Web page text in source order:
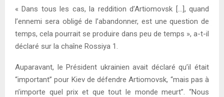
« Dans tous les cas, la reddition d’Artiomovsk […], quand
l’ennemi sera obligé de l’abandonner, est une question de
temps, cela pourrait se produire dans peu de temps », a-t-il
déclaré sur la chaîne Rossiya 1.
Auparavant, le Président ukrainien avait déclaré qu’il était
“important” pour Kiev de défendre Artiomovsk, “mais pas à
n’importe quel prix et que tout le monde meurt”. “Nous